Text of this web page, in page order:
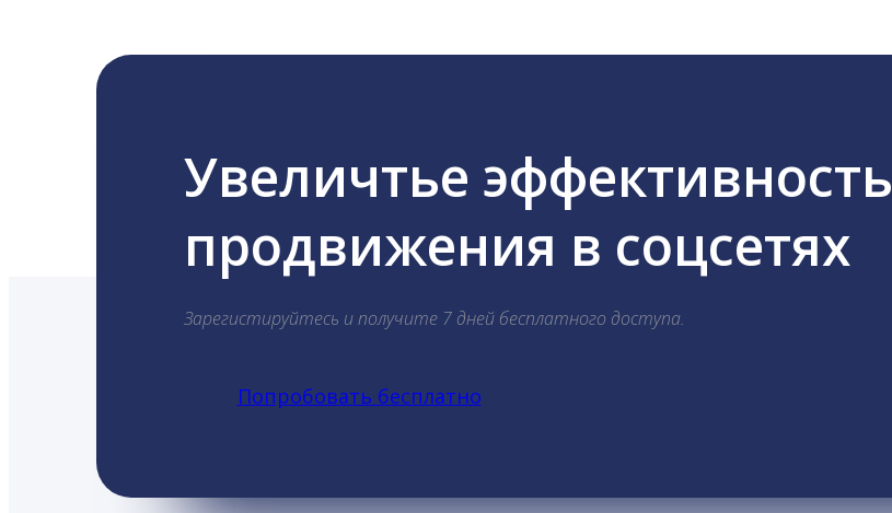
Увеличтье эффективность
продвижения в соцсетях
Зарегистируйтесь и получите 7 дней бесплатного доступа.
Попробовать бесплатно